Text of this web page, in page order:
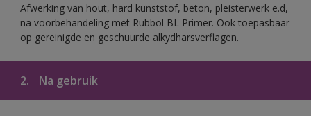
Afwerking van hout, hard kunststof, beton, pleisterwerk e.d,
na voorbehandeling met Rubbol BL Primer. Ook toepasbaar
op gereinigde en geschuurde alkydharsverflagen.
2. Na gebruik